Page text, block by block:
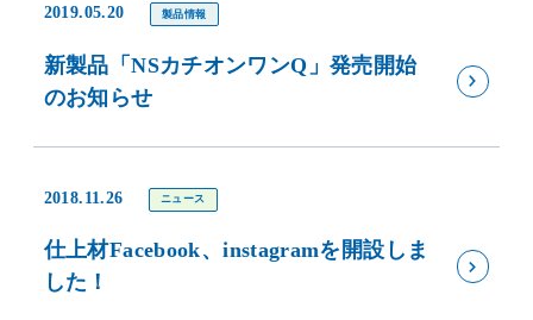
2019.05.20 製品情報
新製品「NSカチオンワンQ」発売開始
のお知らせ
2018.11.26 ニュース
仕上材Facebook、instagramを開設しま
した！